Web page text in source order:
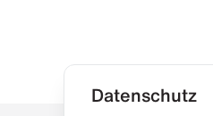
Datenschutz